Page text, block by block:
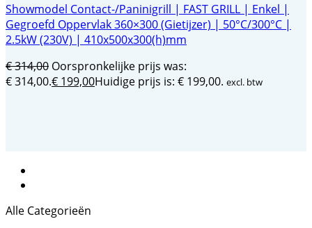
Showmodel Contact-/Paninigrill | FAST GRILL | Enkel |
Gegroefd Oppervlak 360×300 (Gietijzer) | 50°C/300°C |
2.5kW (230V) | 410x500x300(h)mm
€314,00 Oorspronkelijke prijs was:
€ 314,00.€ 199,00Huidige prijs is: € 199,00. excl. btw
Alle Categorieën